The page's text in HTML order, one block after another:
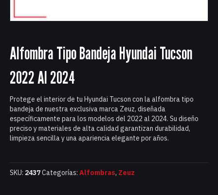
Alfombra Tipo Bandeja Hyundai Tucson
2022 Al 2024
Protege el interior de tu Hyundai Tucson con la alfombra tipo
bandeja de nuestra exclusiva marca Zeuz, diseñada
específicamente para los modelos del 2022 al 2024. Su diseño
preciso y materiales de alta calidad garantizan durabilidad,
limpieza sencilla y una apariencia elegante por años.
SKU: 2437Categorías: Alfombras, Zeuz